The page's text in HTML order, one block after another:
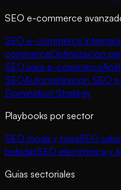
SEO e-commerce
SEO e-commerce
commerceOptimización
SEO para e-commerce
SEOAutomatización SEO
Domination Strategy
Playbooks por sector
SEO moda y ropaSEO
bebidasSEO electrónica y
Guias sectoriales